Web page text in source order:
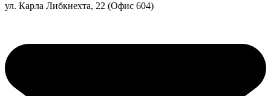
ул. Карла Либкнехта, 22 (Офис 604)